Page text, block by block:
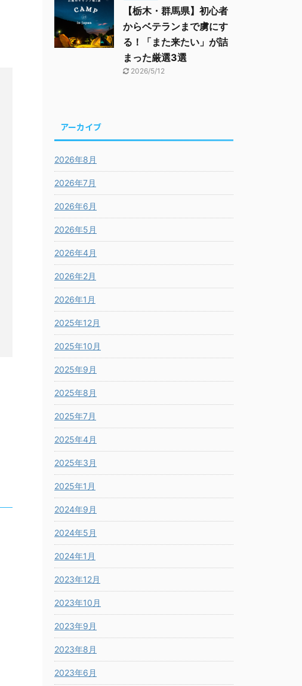
【栃木・群馬県】初心者
からベテランまで虜にす
る！「また来たい」が詰
まった厳選3選
2026/5/12
アーカイブ
2026年8月
2026年7月
2026年6月
2026年5月
2026年4月
2026年2月
2026年1月
2025年12月
2025年10月
2025年9月
2025年8月
2025年7月
2025年4月
2025年3月
2025年1月
2024年9月
2024年5月
2024年1月
2023年12月
2023年10月
2023年9月
2023年8月
2023年6月